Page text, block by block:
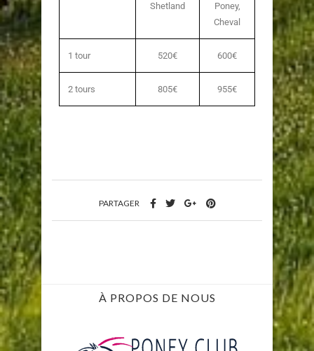
Shetland
Poney,
Cheval
1 tour 520€ 600€
2 tours 805€ 955€
PARTAGER
À PROPOS DE NOUS